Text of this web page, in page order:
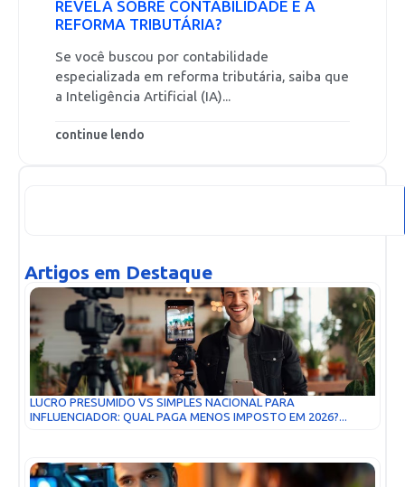
REVELA SOBRE CONTABILIDADE E A
REFORMA TRIBUTÁRIA?
Se você buscou por contabilidade
especializada em reforma tributária, saiba que
a Inteligência Artificial (IA)...
continue lendo
Artigos em Destaque
LUCRO PRESUMIDO VS SIMPLES NACIONAL PARA
INFLUENCIADOR: QUAL PAGA MENOS IMPOSTO EM 2026?...